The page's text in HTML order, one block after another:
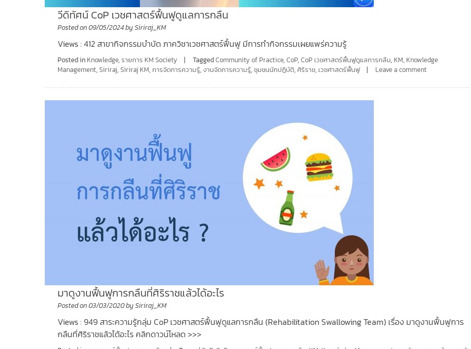
วีดิทัศน์ CoP เวชศาสตร์ฟื้นฟูดูแลการกลืน
Posted on09/05/2024bySiriraj_KM
Views : 412 สาขากิจกรรมบำบัด ภาควิชาเวชศาสตร์ฟื้นฟู มีการทำกิจกรรมเผยแพร่ความรู้
Posted in Knowledge,รายการ KM Society TaggedCommunity of Practice,CoP,CoP เวชศาสตร์ฟื้นฟูดูแลการกลืน, KM, Knowledge
Management,Siriraj,Siriraj KM,การจัดการความรู้,งานจัดการความรู้,ชุมชนนักปฏิบัติ, ศิริราช, เวชศาสตร์ฟื้นฟู Leave a comment
มาดูงานฟื้นฟูการกลืนที่ศิริราชแล้วได้อะไร
Posted on03/03/2020bySiriraj_KM
Views : 949 สาระความรู้กลุ่ม CoP เวชศาสตร์ฟื้นฟูดูแลการกลืน (Rehabilitation Swallowing Team) เรื่อง มาดูงานฟื้นฟูการ
กลืนที่ศิริราชแล้วได้อะไร คลิกดาวน์โหลด >>>